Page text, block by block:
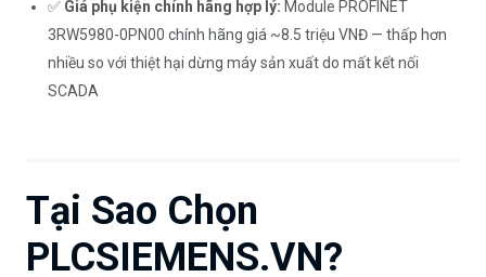
✅ Giá phụ kiện chính hãng hợp lý: Module PROFINET
3RW5980-0PN00 chính hãng giá ~8.5 triệu VNĐ — thấp hơn
nhiều so với thiệt hại dừng máy sản xuất do mất kết nối
SCADA
Tại Sao Chọn
PLCSIEMENS.VN?